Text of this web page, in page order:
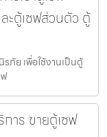
ะตู้เซฟส่วนตัว ตู้
รภัย เพื่อใช้งานเป็นตู้
าร ขายตู้เซฟ